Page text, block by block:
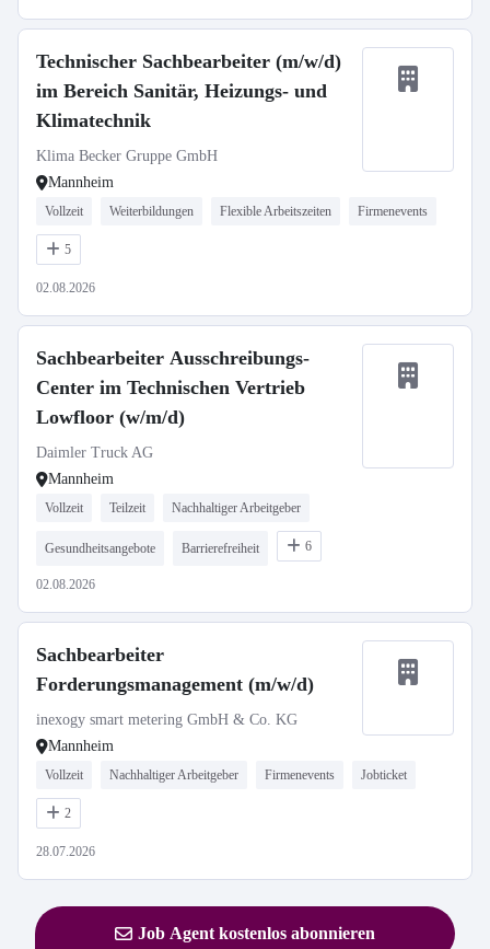
Technischer Sachbearbeiter (m/w/d)
im Bereich Sanitär, Heizungs- und
Klimatechnik
Klima Becker Gruppe GmbH
Mannheim
Vollzeit Weiterbildungen Flexible Arbeitszeiten Firmenevents
5
02.08.2026
Sachbearbeiter Ausschreibungs-
Center im Technischen Vertrieb
Lowfloor (w/m/d)
Daimler Truck AG
Mannheim
Vollzeit Teilzeit Nachhaltiger Arbeitgeber
Gesundheitsangebote Barrierefreiheit 6
02.08.2026
Sachbearbeiter
Forderungsmanagement (m/w/d)
inexogy smart metering GmbH & Co. KG
Mannheim
Vollzeit Nachhaltiger Arbeitgeber Firmenevents Jobticket
2
28.07.2026
Job Agent kostenlos abonnieren